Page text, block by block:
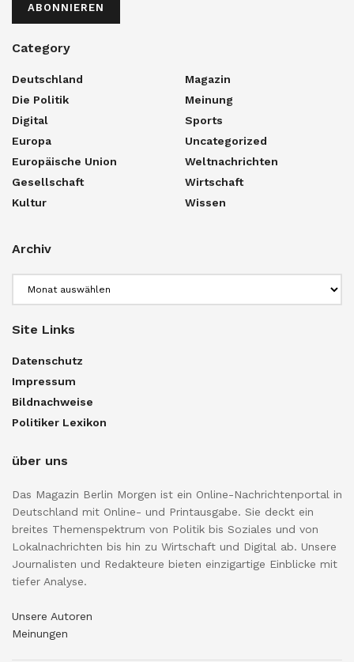
ABONNIEREN
Category
Deutschland
Die Politik
Digital
Europa
Europäische Union
Gesellschaft
Kultur
Magazin
Meinung
Sports
Uncategorized
Weltnachrichten
Wirtschaft
Wissen
Archiv
Site Links
Datenschutz
Impressum
Bildnachweise
Politiker Lexikon
über uns
Das Magazin Berlin Morgen ist ein Online-Nachrichtenportal in
Deutschland mit Online- und Printausgabe. Sie deckt ein
breites Themenspektrum von Politik bis Soziales und von
Lokalnachrichten bis hin zu Wirtschaft und Digital ab. Unsere
Journalisten und Redakteure bieten einzigartige Einblicke mit
tiefer Analyse.
Unsere Autoren
Meinungen